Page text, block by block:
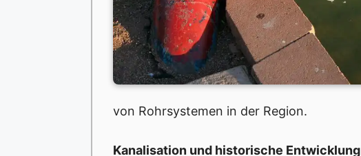
von Rohrsystemen in der Region.
Kanalisation und historische Entwicklung